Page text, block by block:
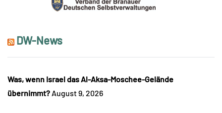
DW-News
Was, wenn Israel das Al-Aksa-Moschee-Gelände
übernimmt? August 9, 2026